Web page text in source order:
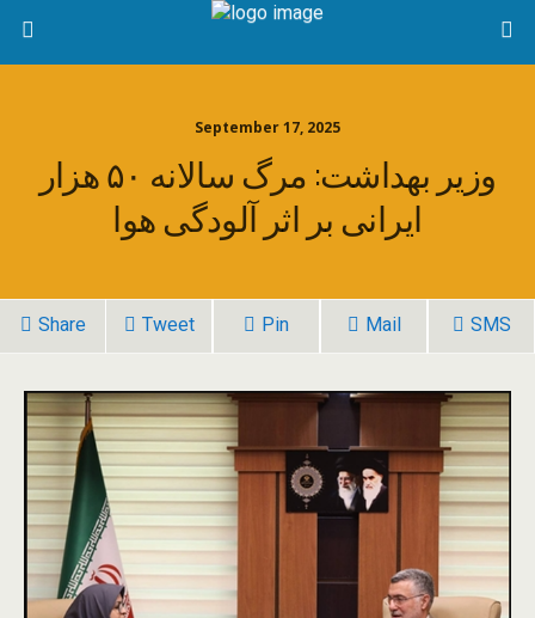
September 17, 2025
وزیر بهداشت: مرگ سالانه ۵۰ هزار
ایرانی بر اثر آلودگی هوا
Share Tweet Pin Mail SMS